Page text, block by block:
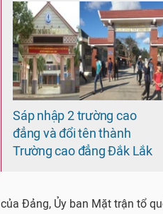
Sáp nhập 2 trường cao
đẳng và đổi tên thành
Trường cao đẳng Đắk Lắk
của Đảng, Ủy ban Mặt trận tổ